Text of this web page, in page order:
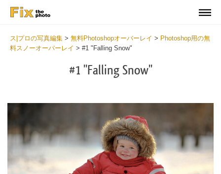
ス|プロの写真編集 > 無料Photoshopオーバーレイ > Photoshop用の無
料スノーオーバーレイ > #1 "Falling Snow"
#1 "Falling Snow"